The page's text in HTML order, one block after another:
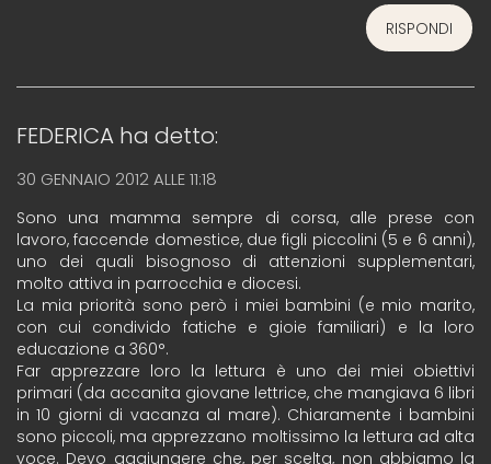
RISPONDI
FEDERICA ha detto:
30 GENNAIO 2012 ALLE 11:18
Sono una mamma sempre di corsa, alle prese con
lavoro, faccende domestice, due figli piccolini (5 e 6 anni),
uno dei quali bisognoso di attenzioni supplementari,
molto attiva in parrocchia e diocesi.
La mia priorità sono però i miei bambini (e mio marito,
con cui condivido fatiche e gioie familiari) e la loro
educazione a 360°.
Far apprezzare loro la lettura è uno dei miei obiettivi
primari (da accanita giovane lettrice, che mangiava 6 libri
in 10 giorni di vacanza al mare). Chiaramente i bambini
sono piccoli, ma apprezzano moltissimo la lettura ad alta
voce. Devo aggiungere che, per scelta, non abbiamo la